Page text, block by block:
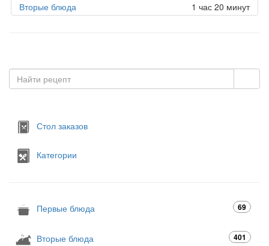
Вторые блюда 1 час 20 минут
Стол заказов
Категории
Первые блюда 69
Вторые блюда 401